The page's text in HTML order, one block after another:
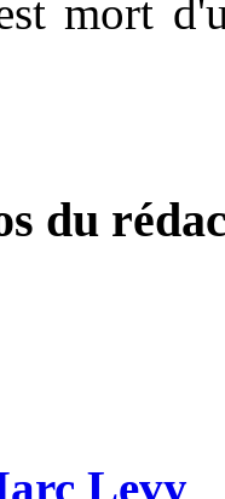
mort
du
Levy